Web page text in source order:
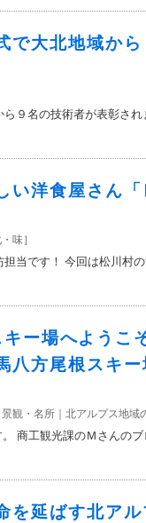
で大北地域か
９名の技術者が表彰さ
い洋食屋さん
味］
当です！ 今回は松川村
キー場へよう
八方尾根スキ
観・名所 北アルプス地域
商工観光課のＭさんのブ
を延ばす北ア